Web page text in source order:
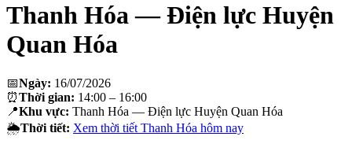
Thanh Hóa — Điện lực Huyện
Quan Hóa
📅Ngày: 16/07/2026
⏰Thời gian: 14:00 – 16:00
📍Khu vực: Thanh Hóa — Điện lực Huyện Quan Hóa
🌦Thời tiết: Xem thời tiết Thanh Hóa hôm nay